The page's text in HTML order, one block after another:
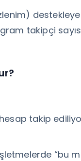
izlenim)
takipçi
takip
“bu